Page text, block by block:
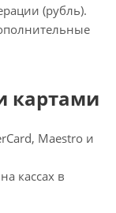
(рубль).
картами
Maestro и
кассах в